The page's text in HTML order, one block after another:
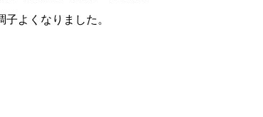
よくなりました。